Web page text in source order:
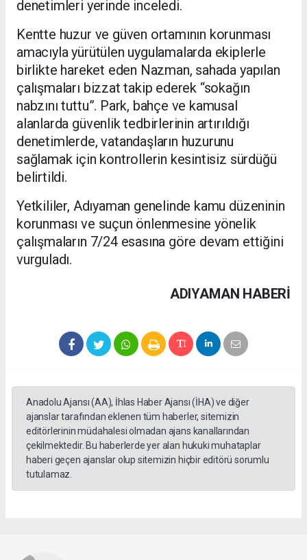
denetimleri yerinde inceledi.
Kentte huzur ve güven ortamının korunması
amacıyla yürütülen uygulamalarda ekiplerle
birlikte hareket eden Nazman, sahada yapılan
çalışmaları bizzat takip ederek “sokağın
nabzını tuttu”. Park, bahçe ve kamusal
alanlarda güvenlik tedbirlerinin artırıldığı
denetimlerde, vatandaşların huzurunu
sağlamak için kontrollerin kesintisiz sürdüğü
belirtildi.
Yetkililer, Adıyaman genelinde kamu düzeninin
korunması ve suçun önlenmesine yönelik
çalışmaların 7/24 esasına göre devam ettiğini
vurguladı.
ADIYAMAN HABERİ
Anadolu Ajansı (AA), İhlas Haber Ajansı (İHA) ve diğer
ajanslar tarafından eklenen tüm haberler, sitemizin
editörlerinin müdahalesi olmadan ajans kanallarından
çekilmektedir. Bu haberlerde yer alan hukuki muhataplar
haberi geçen ajanslar olup sitemizin hiçbir editörü sorumlu
tutulamaz.